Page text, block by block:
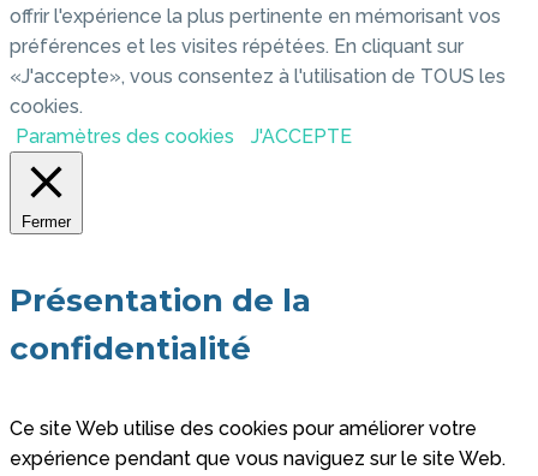
offrir l'expérience la plus pertinente en mémorisant vos
préférences et les visites répétées. En cliquant sur
«J'accepte», vous consentez à l'utilisation de TOUS les
cookies.
Paramètres des cookies
J'ACCEPTE
Fermer
Présentation de la
confidentialité
Ce site Web utilise des cookies pour améliorer votre
expérience pendant que vous naviguez sur le site Web.